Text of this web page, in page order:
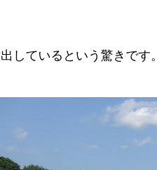
しているという驚きです。